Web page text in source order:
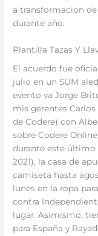
a transformacion
durante año.
Plantilla Tazas Y
El acuerdo fue
julio en un SUM
evento va Jorge
mis gerentes
de Codere) con
sobre Codere
durante este último
2021), la casa de
camiseta hasta
lunes en la ropa
contra
lugar. Asimismo,
para España y